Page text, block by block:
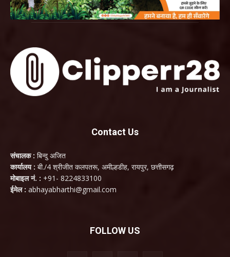
Contact Us
संचालक : बिन्दु अजित
कार्यालय : बी./4 श्रीजीत कलपतरू, अमील्हडीह, रायपुर, छत्तीसगढ़
मोबाइल नं. : +91- 8224833100
ईमेल : abhayabharthi@gmail.com
FOLLOW US